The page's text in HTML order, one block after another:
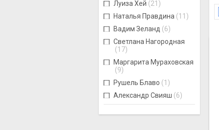
Луиза Хей (21)
Наталья Правдина (11)
Вадим Зеланд (6)
Светлана Нагородная
(17)
Маргарита Мураховская
(9)
Рушель Блаво (1)
Александр Свияш (6)